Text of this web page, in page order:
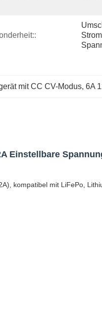
mit CC CV-Modus, 6A
Einstellbare
kompatibel mit LiFePo,